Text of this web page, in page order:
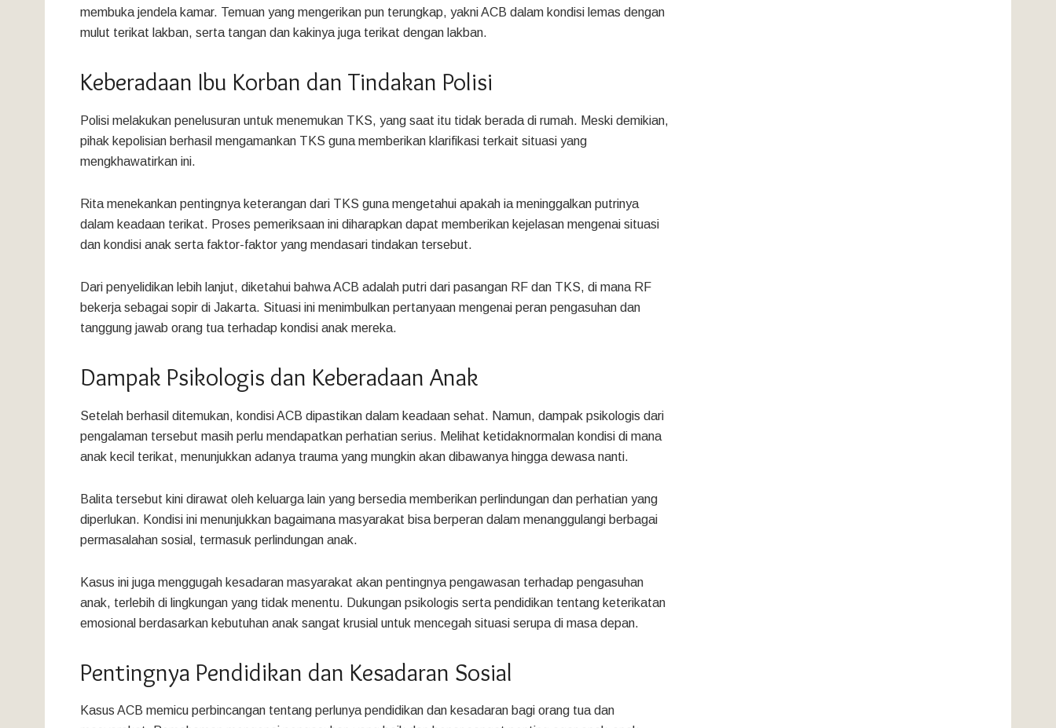
membuka jendela kamar. Temuan yang mengerikan pun terungkap, yakni ACB dalam kondisi lemas dengan
mulut terikat lakban, serta tangan dan kakinya juga terikat dengan lakban.
Keberadaan Ibu Korban dan Tindakan Polisi
Polisi melakukan penelusuran untuk menemukan TKS, yang saat itu tidak berada di rumah. Meski demikian,
pihak kepolisian berhasil mengamankan TKS guna memberikan klarifikasi terkait situasi yang
mengkhawatirkan ini.
Rita menekankan pentingnya keterangan dari TKS guna mengetahui apakah ia meninggalkan putrinya
dalam keadaan terikat. Proses pemeriksaan ini diharapkan dapat memberikan kejelasan mengenai situasi
dan kondisi anak serta faktor-faktor yang mendasari tindakan tersebut.
Dari penyelidikan lebih lanjut, diketahui bahwa ACB adalah putri dari pasangan RF dan TKS, di mana RF
bekerja sebagai sopir di Jakarta. Situasi ini menimbulkan pertanyaan mengenai peran pengasuhan dan
tanggung jawab orang tua terhadap kondisi anak mereka.
Dampak Psikologis dan Keberadaan Anak
Setelah berhasil ditemukan, kondisi ACB dipastikan dalam keadaan sehat. Namun, dampak psikologis dari
pengalaman tersebut masih perlu mendapatkan perhatian serius. Melihat ketidaknormalan kondisi di mana
anak kecil terikat, menunjukkan adanya trauma yang mungkin akan dibawanya hingga dewasa nanti.
Balita tersebut kini dirawat oleh keluarga lain yang bersedia memberikan perlindungan dan perhatian yang
diperlukan. Kondisi ini menunjukkan bagaimana masyarakat bisa berperan dalam menanggulangi berbagai
permasalahan sosial, termasuk perlindungan anak.
Kasus ini juga menggugah kesadaran masyarakat akan pentingnya pengawasan terhadap pengasuhan
anak, terlebih di lingkungan yang tidak menentu. Dukungan psikologis serta pendidikan tentang keterikatan
emosional berdasarkan kebutuhan anak sangat krusial untuk mencegah situasi serupa di masa depan.
Pentingnya Pendidikan dan Kesadaran Sosial
Kasus ACB memicu perbincangan tentang perlunya pendidikan dan kesadaran bagi orang tua dan